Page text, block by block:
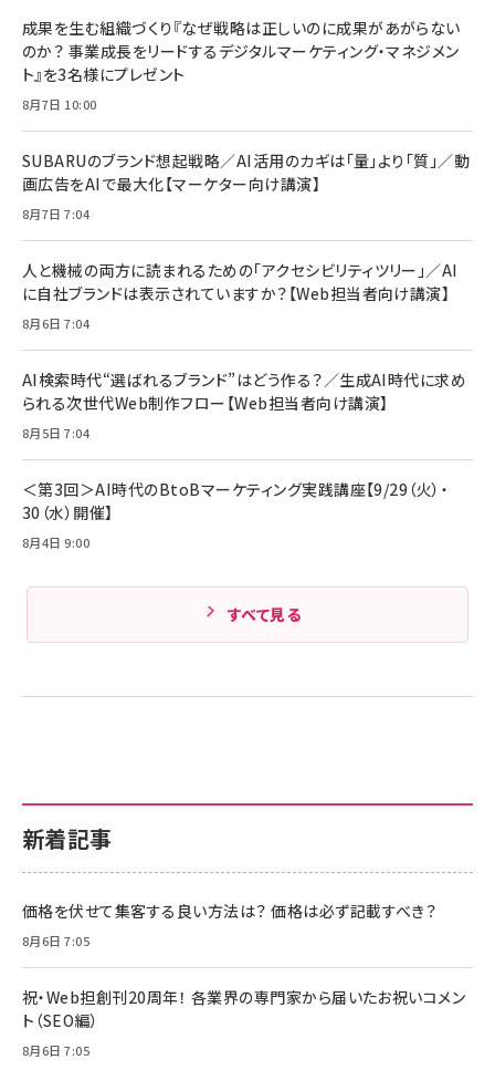
￥1,100
anan(アンアン)2026/07/08号 No.2502[2026
￥880
ママ投資家が育休中に１億貯めた株式投資
組織の成果を最大化する ルールのデザイン
￥1,980
Amazonランキングをもっと見る
すい ガイド枠付き いPhone17 (6.3インチ) 対応
2枚セット DSP25F1698
￥1,599
￥6,980
全ワイヤレスイヤホン/アクティブノイズキャンセリ
技術基準適合】ブラック
￥5,990
ケーブル Anker絡まないケーブル 240W 結束バン
ド付き USB PD対応 シリコン素材採用 iPhone
17 / 16 / 15 / Galaxy iPad Pro MacBook
Pro/Air 各種対応 (1.8m ミッドナイトブラック)
￥1,890
￥5,000
Anker PowerLine III Flow USB-C & USB-C
Pro/Air 各種対応 (1.8m ミッドナイトブラック)
￥1,890
サッポロ 生ビール 黒ラベル 350ml 缶 24本 ビー
ル ケース買い【6/30応募〆切! 黒ラベルビヤセラー
￥4,857
新着記事
価格を伏せて集客する良い方法は？ 価格は必ず記載すべき？
8月6日 7:05
祝・Web担創刊20周年！ 各業界の専門家から届いたお祝いコメン
ト（SEO編）
8月6日 7:05
成果を生む組織づくり『なぜ戦略は正しいのに成果があがらない
のか？ 事業成長をリードするデジタルマーケティング・マネジメン
ト』を3名様にプレゼント
8月7日 10:00
SUBARUのブランド想起戦略／AI活用のカギは「量」より「質」／動
画広告をAIで最大化【マーケター向け講演】
8月7日 7:04
人と機械の両方に読まれるための「アクセシビリティツリー」／AI
に自社ブランドは表示されていますか？【Web担当者向け講演】
8月6日 7:04
AI検索時代“選ばれるブランド”はどう作る？／生成AI時代に求め
られる次世代Web制作フロー【Web担当者向け講演】
8月5日 7:04
＜第3回＞AI時代のBtoBマーケティング実践講座【9/29（火）・
30（水）開催】
8月4日 9:00
すべて見る